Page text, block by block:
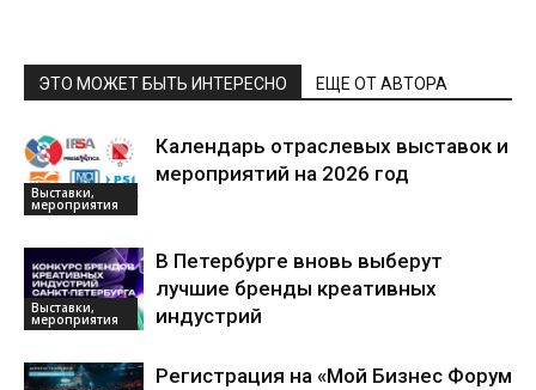
ЭТО МОЖЕТ БЫТЬ ИНТЕРЕСНО ЕЩЕ ОТ АВТОРА
Выставки,
мероприятия
Календарь отраслевых выставок и
мероприятий на 2026 год
Выставки,
мероприятия
В Петербурге вновь выберут
лучшие бренды креативных
индустрий
Регистрация на «Мой Бизнес Форум